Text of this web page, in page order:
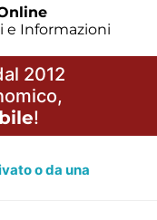
e Informazioni
2012
!
o da una